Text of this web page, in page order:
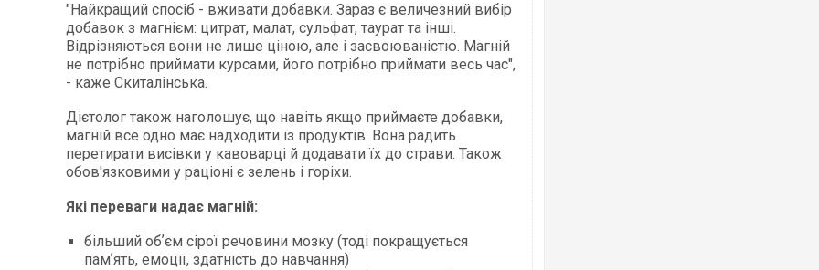
"Найкращий спосіб - вживати добавки. Зараз є величезний вибір
добавок з магнієм: цитрат, малат, сульфат, таурат та інші.
Відрізняються вони не лише ціною, але і засвоюваністю. Магній
не потрібно приймати курсами, його потрібно приймати весь час",
- каже Скиталінська.
Дієтолог також наголошує, що навіть якщо приймаєте добавки,
магній все одно має надходити із продуктів. Вона радить
перетирати висівки у кавоварці й додавати їх до страви. Також
обов'язковими у раціоні є зелень і горіхи.
Які переваги надає магній:
більший обʼєм сірої речовини мозку (тоді покращується
памʼять, емоції, здатність до навчання)